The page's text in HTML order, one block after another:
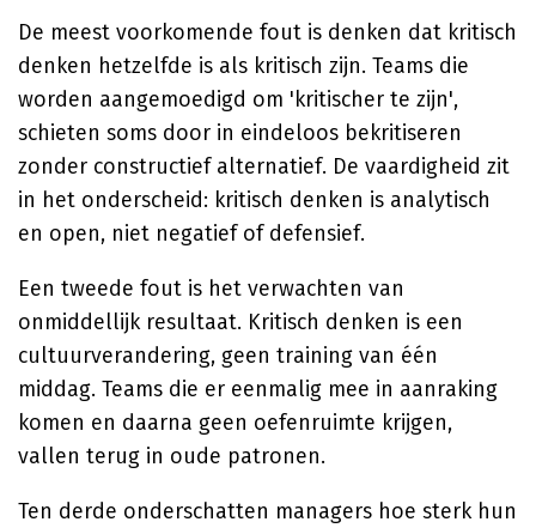
De meest voorkomende fout is denken dat kritisch
denken hetzelfde is als kritisch zijn. Teams die
worden aangemoedigd om 'kritischer te zijn',
schieten soms door in eindeloos bekritiseren
zonder constructief alternatief. De vaardigheid zit
in het onderscheid: kritisch denken is analytisch
en open, niet negatief of defensief.
Een tweede fout is het verwachten van
onmiddellijk resultaat. Kritisch denken is een
cultuurverandering, geen training van één
middag. Teams die er eenmalig mee in aanraking
komen en daarna geen oefenruimte krijgen,
vallen terug in oude patronen.
Ten derde onderschatten managers hoe sterk hun